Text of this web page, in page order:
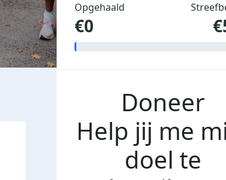
Opgehaald
€0
Doneer
Help jij me
doel te